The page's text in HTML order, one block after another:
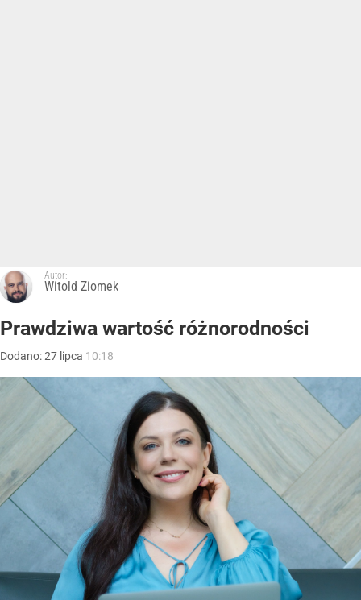
Autor:
Witold Ziomek
Prawdziwa wartość różnorodności
Dodano:27 lipca 10:18